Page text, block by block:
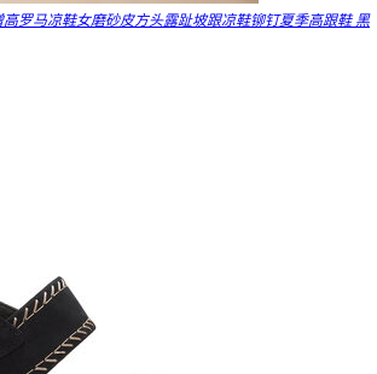
高罗马凉鞋女磨砂皮方头露趾坡跟凉鞋铆钉夏季高跟鞋 黑